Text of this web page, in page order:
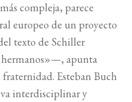
compleja, parece
europeo de un proyecto
texto de Schiller
apunta
Esteban Buch
interdisciplinar y